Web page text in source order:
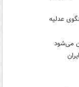
عدلیه
می‌شود